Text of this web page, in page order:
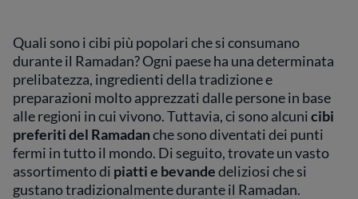
Quali sono i cibi più popolari che si consumano
durante il Ramadan? Ogni paese ha una determinata
prelibatezza, ingredienti della tradizione e
preparazioni molto apprezzati dalle persone in base
alle regioni in cui vivono. Tuttavia, ci sono alcunicibi
preferiti del Ramadanche sono diventati dei punti
fermi in tutto il mondo. Di seguito, trovate un vasto
assortimento di piatti e bevandedeliziosi che si
gustano tradizionalmente durante il Ramadan.